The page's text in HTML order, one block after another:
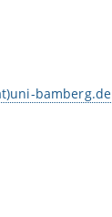
bamberg.de